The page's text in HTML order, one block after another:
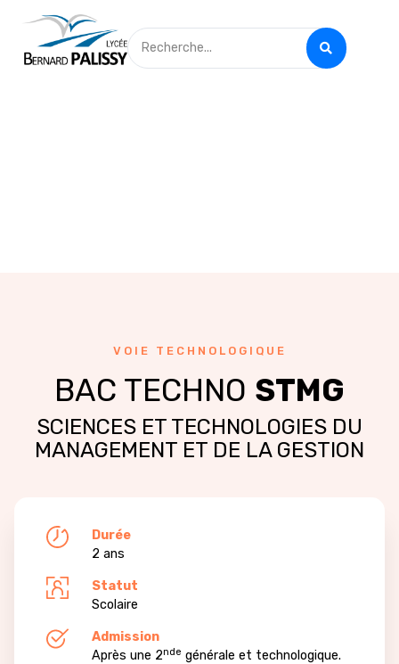
VOIE TECHNOLOGIQUE
BAC TECHNO STMG
SCIENCES ET TECHNOLOGIES DU
MANAGEMENT ET DE LA GESTION
Durée
2 ans
Statut
Scolaire
Admission
Après une 2nde générale et technologique.